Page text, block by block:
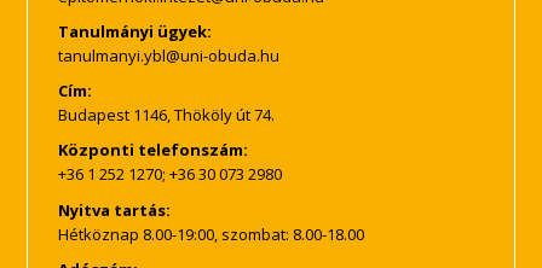
Tanulmányi ügyek:
Cím:
Budapest 1146, Thököly út 74.
Központi telefonszám:
+36 1 252 1270; +36 30 073 2980
Nyitva tartás:
Hétköznap 8.00-19:00, szombat: 8.00-18.00